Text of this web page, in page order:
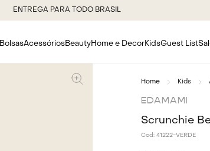
ENTREGA PARA TODO BRASIL
BolsasAcessóriosBeautyHome e DecorKidsGuest List
Kids
EDAMAMI
Scrunchie
Cod: 41222-VERDE